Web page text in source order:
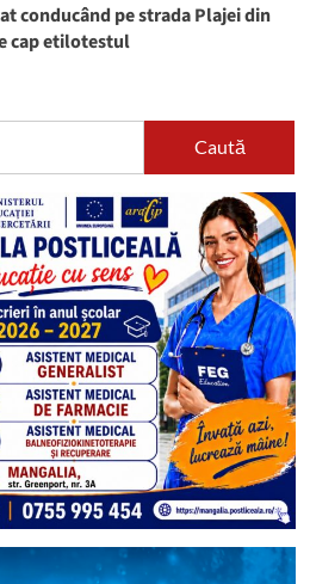
conducând pe strada Plajei din
cap etilotestul